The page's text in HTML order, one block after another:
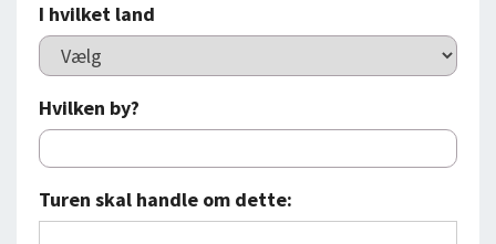
I hvilket land
Hvilken by?
Turen skal handle om dette: